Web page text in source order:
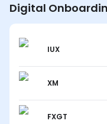
Digital
IUX
XM
FXGT